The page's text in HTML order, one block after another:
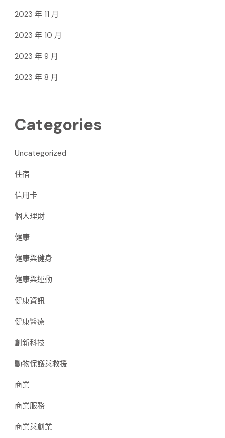
2023 年 11 月
2023 年 10 月
2023 年 9 月
2023 年 8 月
Categories
Uncategorized
住宿
信用卡
個人理財
健康
健康與健身
健康與運動
健康資訊
健康醫療
創新科技
動物保護與救援
商業
商業服務
商業與創業